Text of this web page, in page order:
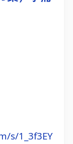
s/1_3f3EY